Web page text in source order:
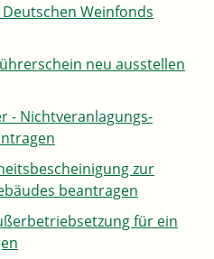
Weinfonds
neu ausstellen
- Nichtveranlagungs-
zur
beantragen
für ein